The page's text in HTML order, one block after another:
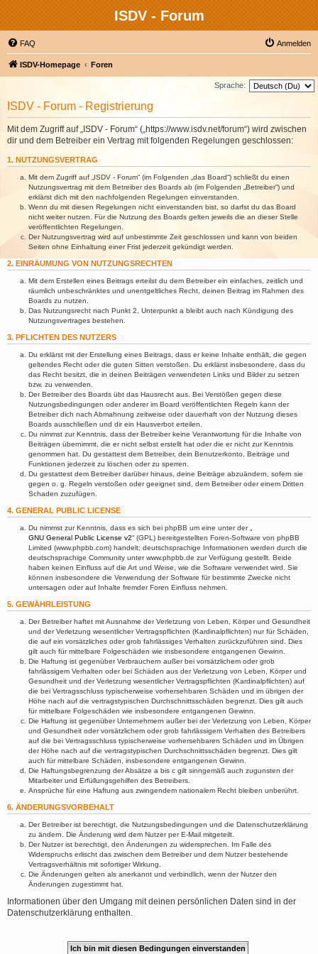
ISDV - Forum
FAQ Anmelden
ISDV-Homepage Foren
Sprache:
ISDV - Forum - Registrierung
Mit dem Zugriff auf „ISDV - Forum“ („https://www.isdv.net/forum“) wird zwischen
dir und dem Betreiber ein Vertrag mit folgenden Regelungen geschlossen:
1. NUTZUNGSVERTRAG
Mit dem Zugriff auf „ISDV - Forum“ (im Folgenden „das Board“) schließt du einen
Nutzungsvertrag mit dem Betreiber des Boards ab (im Folgenden „Betreiber“) und
erklärst dich mit den nachfolgenden Regelungen einverstanden.
Wenn du mit diesen Regelungen nicht einverstanden bist, so darfst du das Board
nicht weiter nutzen. Für die Nutzung des Boards gelten jeweils die an dieser Stelle
veröffentlichten Regelungen.
Der Nutzungsvertrag wird auf unbestimmte Zeit geschlossen und kann von beiden
Seiten ohne Einhaltung einer Frist jederzeit gekündigt werden.
2. EINRÄUMUNG VON NUTZUNGSRECHTEN
Mit dem Erstellen eines Beitrags erteilst du dem Betreiber ein einfaches, zeitlich und
räumlich unbeschränktes und unentgeltliches Recht, deinen Beitrag im Rahmen des
Boards zu nutzen.
Das Nutzungsrecht nach Punkt 2, Unterpunkt a bleibt auch nach Kündigung des
Nutzungsvertrages bestehen.
3. PFLICHTEN DES NUTZERS
Du erklärst mit der Erstellung eines Beitrags, dass er keine Inhalte enthält, die gegen
geltendes Recht oder die guten Sitten verstoßen. Du erklärst insbesondere, dass du
das Recht besitzt, die in deinen Beiträgen verwendeten Links und Bilder zu setzen
bzw. zu verwenden.
Der Betreiber des Boards übt das Hausrecht aus. Bei Verstößen gegen diese
Nutzungsbedingungen oder anderer im Board veröffentlichten Regeln kann der
Betreiber dich nach Abmahnung zeitweise oder dauerhaft von der Nutzung dieses
Boards ausschließen und dir ein Hausverbot erteilen.
Du nimmst zur Kenntnis, dass der Betreiber keine Verantwortung für die Inhalte von
Beiträgen übernimmt, die er nicht selbst erstellt hat oder die er nicht zur Kenntnis
genommen hat. Du gestattest dem Betreiber, dein Benutzerkonto, Beiträge und
Funktionen jederzeit zu löschen oder zu sperren.
Du gestattest dem Betreiber darüber hinaus, deine Beiträge abzuändern, sofern sie
gegen o. g. Regeln verstoßen oder geeignet sind, dem Betreiber oder einem Dritten
Schaden zuzufügen.
4. GENERAL PUBLIC LICENSE
Du nimmst zur Kenntnis, dass es sich bei phpBB um eine unter der „
GNU General Public License v2“ (GPL) bereitgestellten Foren-Software von phpBB
Limited (www.phpbb.com) handelt; deutschsprachige Informationen werden durch die
deutschsprachige Community unter www.phpbb.de zur Verfügung gestellt. Beide
haben keinen Einfluss auf die Art und Weise, wie die Software verwendet wird. Sie
können insbesondere die Verwendung der Software für bestimmte Zwecke nicht
untersagen oder auf Inhalte fremder Foren Einfluss nehmen.
5. GEWÄHRLEISTUNG
Der Betreiber haftet mit Ausnahme der Verletzung von Leben, Körper und Gesundheit
und der Verletzung wesentlicher Vertragspflichten (Kardinalpflichten) nur für Schäden,
die auf ein vorsätzliches oder grob fahrlässiges Verhalten zurückzuführen sind. Dies
gilt auch für mittelbare Folgeschäden wie insbesondere entgangenen Gewinn.
Die Haftung ist gegenüber Verbrauchern außer bei vorsätzlichem oder grob
fahrlässigem Verhalten oder bei Schäden aus der Verletzung von Leben, Körper und
Gesundheit und der Verletzung wesentlicher Vertragspflichten (Kardinalpflichten) auf
die bei Vertragsschluss typischerweise vorhersehbaren Schäden und im übrigen der
Höhe nach auf die vertragstypischen Durchschnittsschäden begrenzt. Dies gilt auch
für mittelbare Folgeschäden wie insbesondere entgangenen Gewinn.
Die Haftung ist gegenüber Unternehmern außer bei der Verletzung von Leben, Körper
und Gesundheit oder vorsätzlichem oder grob fahrlässigem Verhalten des Betreibers
auf die bei Vertragsschluss typischerweise vorhersehbaren Schäden und im Übrigen
der Höhe nach auf die vertragstypischen Durchschnittsschäden begrenzt. Dies gilt
auch für mittelbare Schäden, insbesondere entgangenen Gewinn.
Die Haftungsbegrenzung der Absätze a bis c gilt sinngemäß auch zugunsten der
Mitarbeiter und Erfüllungsgehilfen des Betreibers.
Ansprüche für eine Haftung aus zwingendem nationalem Recht bleiben unberührt.
6. ÄNDERUNGSVORBEHALT
Der Betreiber ist berechtigt, die Nutzungsbedingungen und die Datenschutzerklärung
zu ändern. Die Änderung wird dem Nutzer per E-Mail mitgeteilt.
Der Nutzer ist berechtigt, den Änderungen zu widersprechen. Im Falle des
Widerspruchs erlischt das zwischen dem Betreiber und dem Nutzer bestehende
Vertragsverhältnis mit sofortiger Wirkung.
Die Änderungen gelten als anerkannt und verbindlich, wenn der Nutzer den
Änderungen zugestimmt hat.
Informationen über den Umgang mit deinen persönlichen Daten sind in der
Datenschutzerklärung enthalten.